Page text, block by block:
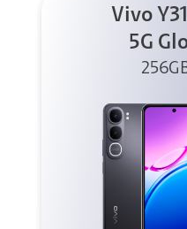
Vivo
5G